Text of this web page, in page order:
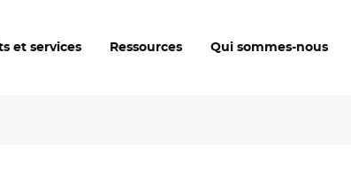
et services Ressources Qui sommes-nous